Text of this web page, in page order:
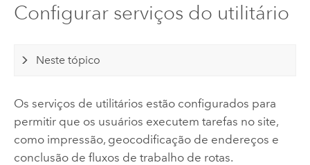
Configurar serviços do utilitário
Neste tópico
Os serviços de utilitários estão configurados para
permitir que os usuários executem tarefas no site,
como impressão, geocodificação de endereços e
conclusão de fluxos de trabalho de rotas.